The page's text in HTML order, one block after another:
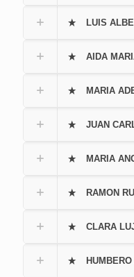
LUIS
AIDA
MARIA
JUAN
MARIA
RAMON
CLARA
HUMBERO